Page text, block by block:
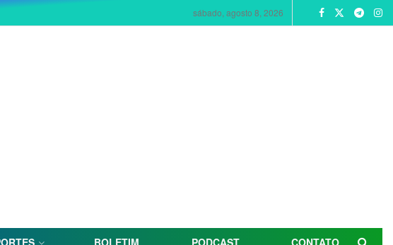
sábado, agosto 8, 2026
BOLETIM PODCAST CONTATO